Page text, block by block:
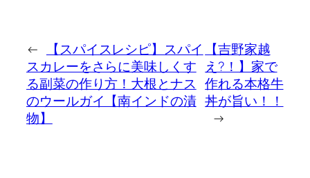
←
【スパイスレシピ】スパイ
スカレーをさらに美味しくす
る副菜の作り方！大根とナス
のウールガイ【南インドの漬
物】
【吉野家越
え?！】家で
作れる本格牛
丼が旨い！！
→